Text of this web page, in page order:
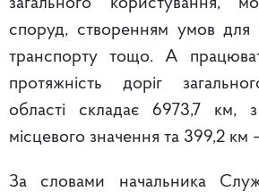
споруд, створенням умов для
транспорту тощо. А
протяжність доріг
області складає 6973,7 км,
місцевого значення та 399,2 км
За словами начальника